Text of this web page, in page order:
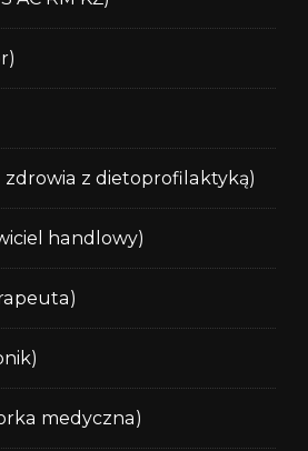
zdrowia z dietoprofilaktyką)
handlowy)
medyczna)